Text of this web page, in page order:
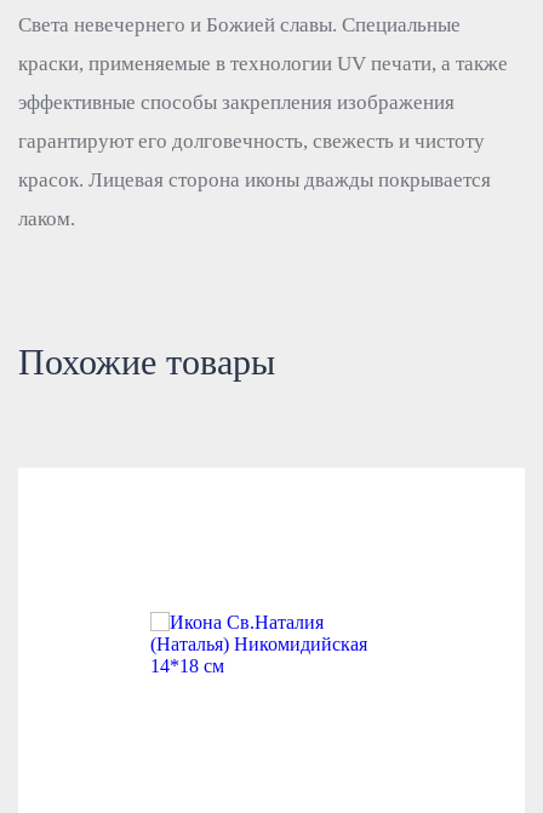
Света невечернего и Божией славы. Специальные
краски, применяемые в технологии UV печати, а также
эффективные способы закрепления изображения
гарантируют его долговечность, свежесть и чистоту
красок. Лицевая сторона иконы дважды покрывается
лаком.
Похожие товары